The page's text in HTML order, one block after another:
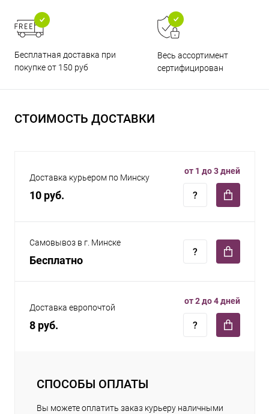
Бесплатная доставка при
покупке от 150 руб
Весь ассортимент
сертифицирован
СТОИМОСТЬ ДОСТАВКИ
Доставка курьером по Минску
10 руб.
от 1 до 3 дней
Самовывоз в г. Минске
Бесплатно
Доставка европочтой
8 руб.
от 2 до 4 дней
СПОСОБЫ ОПЛАТЫ
Вы можете оплатить заказ курьеру наличными